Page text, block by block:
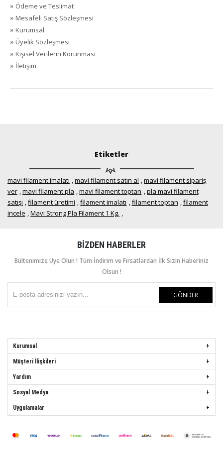
» Ödeme ve Teslimat
» Mesafeli Satış Sözleşmesi
» Kurumsal
» Üyelik Sözleşmesi
» Kişisel Verilerin Korunması
» İletişim
Etiketler
mavi filament imalatı ,mavi filament satın al ,mavi filament sipariş
ver ,mavi filament pla ,mavi filament toptan ,pla mavi filament
satışı ,filament üretimi ,filament imalatı ,filament toptan ,filament
incele ,Mavi Strong Pla Filament 1 Kg. ,
BIZDEN HABERLER
Bültenimize Üye Olun ! Tüm İndirim ve Fırsatlardan İlk Sizin Haberiniz
Olsun !
GÖNDER
Kurumsal
Müşteri İlişkileri
Yardım
Sosyal Medya
Uygulamalar